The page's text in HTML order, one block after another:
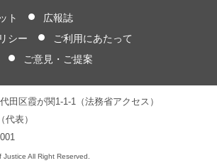
ト
広報誌
シー
ご利用にあたって
ご意見・ご提案
田区霞が関1-1-1（法務省アクセス）
代表）
All Right Reserved.